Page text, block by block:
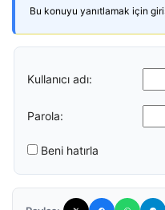
Bu konuyu yanıtlamak için
Kullanıcı adı:
Parola:
Beni hatırla